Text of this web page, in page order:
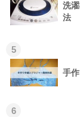
洗
法
5
手
6